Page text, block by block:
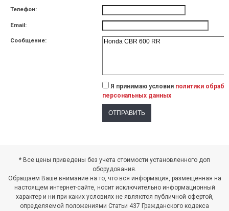
период с 21.10.2024 года по
года включительно будет
акция ДИВАЛИ 2024...
далее →
ПО 31 АВГУСТА 2024Г.
Скидки до 26% на мотоциклы Хонда
01 по 31 августа 2024г. Акция
мототехнику Хонда 2021 гв, только
августе! Предложение ограничено!...
Телефон:
Email:
Сообщение:
Я принимаю условия политики
персональных данных
* Все цены приведены без учета стоимости установленного доп
оборудования.
Обращаем Ваше внимание на то, что вся информация, размещенная на
настоящем интернет-сайте, носит исключительно информационный
характер и ни при каких условиях не являются публичной офертой,
определяемой положениями Статьи 437 Гражданского кодекса